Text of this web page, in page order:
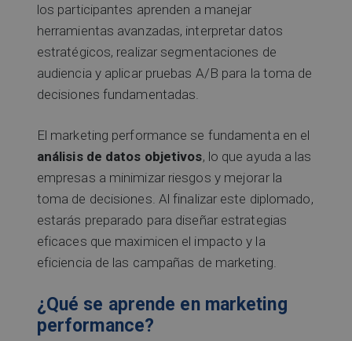
los participantes aprenden a manejar
herramientas avanzadas, interpretar datos
estratégicos, realizar segmentaciones de
audiencia y aplicar pruebas A/B para la toma de
decisiones fundamentadas.
El marketing performance se fundamenta en el
análisis de datos objetivos, lo que ayuda a las
empresas a minimizar riesgos y mejorar la
toma de decisiones. Al finalizar este diplomado,
estarás preparado para diseñar estrategias
eficaces que maximicen el impacto y la
eficiencia de las campañas de marketing.
¿Qué se aprende en marketing
performance?